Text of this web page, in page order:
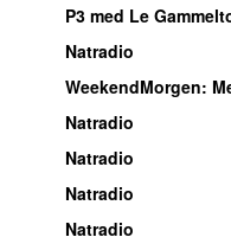
P3 med Le
Natradio
WeekendMorgen:
Natradio
Natradio
Natradio
Natradio